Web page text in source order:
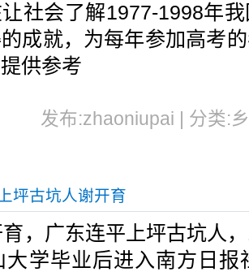
社会了解1977-1998年
成就，为每年参加高考
供参考
发布:zhaoniupai | 分类:
坪古坑人谢开育
广东连平上坪古坑人，
大学毕业后进入南方日